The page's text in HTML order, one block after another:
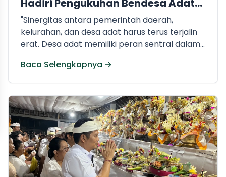
Hadiri Pengukuhan Bendesa Adat
Dauhwaru
"Sinergitas antara pemerintah daerah,
kelurahan, dan desa adat harus terus terjalin
erat. Desa adat memiliki peran sentral dalam
krama," ujar Bupati Kembang. Soroti Masalah
Sampah, Ajak Desa Adat Bergerak Bersama.
Salah satu poin krusial yang menjadi
penekanan utama dalam pengukuhan
tersebut adalah penanganan dan
pengelolaan sampah.
Baca Selengkapnya →